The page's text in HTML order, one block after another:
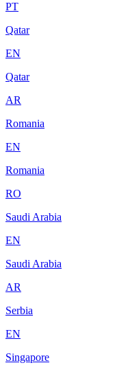
PT
Qatar
EN
Qatar
AR
Romania
EN
Romania
RO
Saudi Arabia
EN
Saudi Arabia
AR
Serbia
EN
Singapore